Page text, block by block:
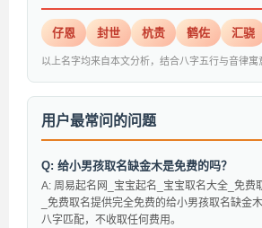
仔恩 封世 杭贵 鹤佐 汇骁
以上名字均来自本文分析，结合八字五行与音律寓
用户最常问的问题
Q: 给小男孩取名缺金木是免费的吗？
A: 周易起名网_宝宝起名_宝宝取名大全_免费
_免费取名提供完全免费的给小男孩取名缺金
八字匹配，不收取任何费用。